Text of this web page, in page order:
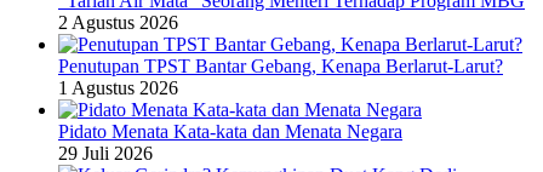
2 Agustus 2026
Penutupan TPST Bantar Gebang, Kenapa Berlarut-Larut?
1 Agustus 2026
Pidato Menata Kata-kata dan Menata Negara
29 Juli 2026